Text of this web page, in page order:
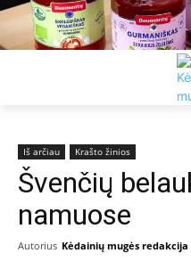
Iš arčiau Krašto žinios
Švenčių
namuose
Autorius Kėdainių mugės redakcija